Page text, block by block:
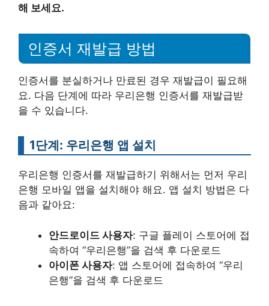
해 보세요.
인증서 재발급 방법
인증서를 분실하거나 만료된 경우 재발급이 필요해
요. 다음 단계에 따라 우리은행 인증서를 재발급받
을 수 있습니다.
1단계: 우리은행 앱 설치
우리은행 인증서를 재발급하기 위해서는 먼저 우리
은행 모바일 앱을 설치해야 해요. 앱 설치 방법은 다
음과 같아요:
안드로이드 사용자: 구글 플레이 스토어에 접
속하여 “우리은행”을 검색 후 다운로드
아이폰 사용자: 앱 스토어에 접속하여 “우리
은행”을 검색 후 다운로드